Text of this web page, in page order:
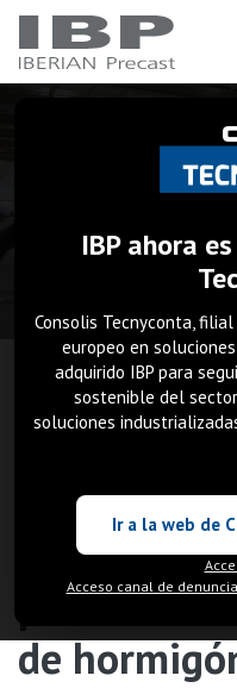
IBP ahora
Consolis Tecnyconta,
europeo en
adquirido IBP para
sostenible del
soluciones
Ir a la web de
Acceso canal de
INICIO
Sobre nosotros
de